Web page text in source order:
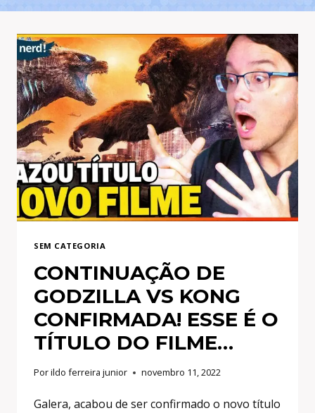
SEM CATEGORIA
CONTINUAÇÃO DE
GODZILLA VS KONG
CONFIRMADA! ESSE É O
TÍTULO DO FILME…
Porildo ferreira junior novembro 11, 2022
Galera, acabou de ser confirmado o novo título